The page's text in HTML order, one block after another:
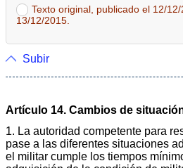
Texto original, publicado el 12/
13/12/2015.
Subir
Artículo 14. Cambios de
1. La autoridad competente para
pase a las diferentes situaciones
el militar cumple los tiempos